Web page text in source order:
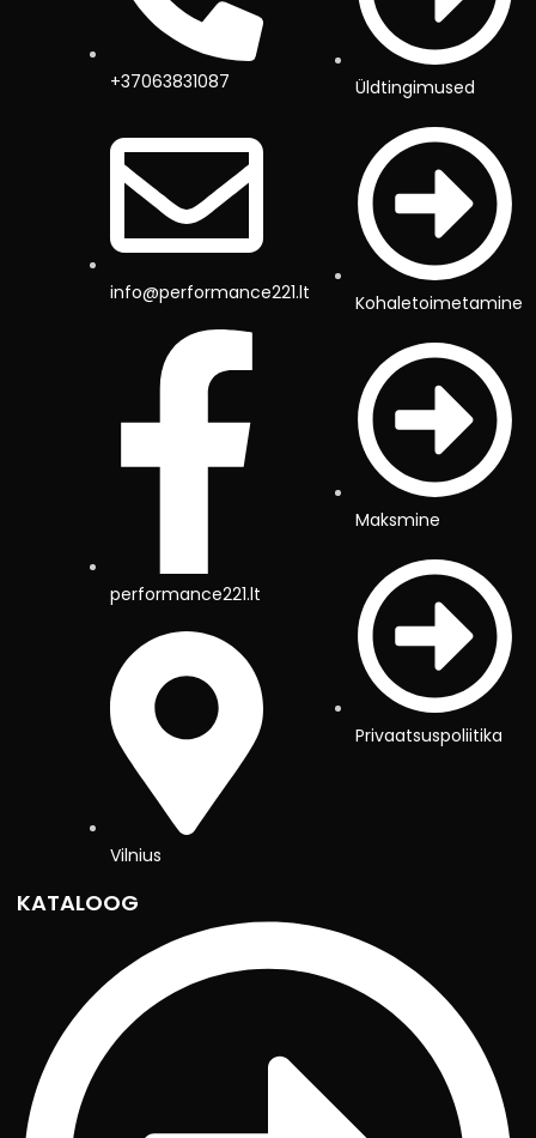
+37063831087
info@performance221.lt
performance221.lt
Vilnius
Üldtingimused
Kohaletoimetamine
Maksmine
Privaatsuspoliitika
KATALOOG